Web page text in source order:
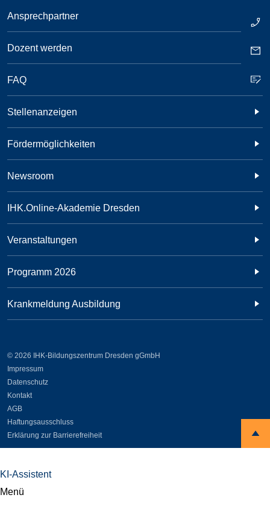
Ansprechpartner
Dozent werden
FAQ
Stellenanzeigen
Fördermöglichkeiten
Newsroom
IHK.Online-Akademie Dresden
Veranstaltungen
Programm 2026
Krankmeldung Ausbildung
© 2026 IHK-Bildungszentrum Dresden gGmbH
Impressum
Datenschutz
Kontakt
AGB
Haftungsausschluss
Erklärung zur Barrierefreiheit
KI-Assistent
Menü